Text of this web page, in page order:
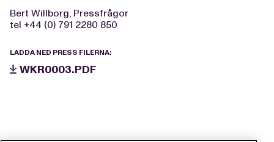
Bert Willborg, Pressfrågor
tel +44 (0) 791 2280 850
LADDA NED PRESS FILERNA:
WKR0003.PDF